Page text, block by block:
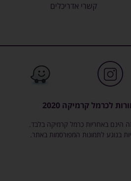
קשרי אדריכלים
לכרמל קרמיקה 2020
הינם באחריות כרמל קרמיקה בלבד.
בנוגע לתמונות המפורסמות באתר.